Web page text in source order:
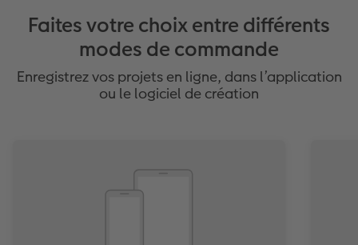
Faites votre choix entre différents
modes de commande
Enregistrez vos projets en ligne, dans l’application
ou le logiciel de création